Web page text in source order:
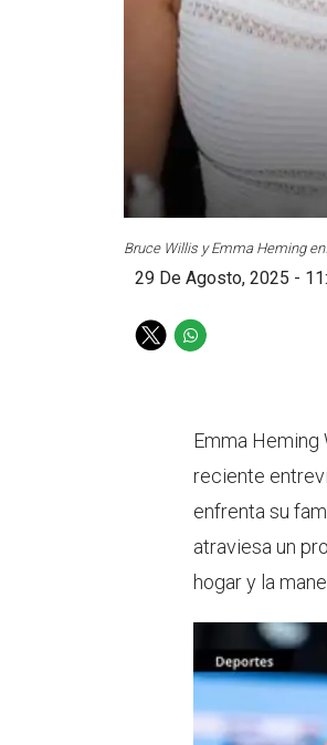
Bruce Willis y Emma Heming
29 De Agosto, 2025 -
T
W
s
p
p
Emma Heming
reciente
enfrenta su
atraviesa un
hogar y la